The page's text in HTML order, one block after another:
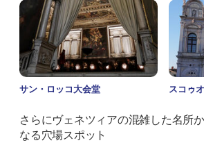
サン・ロッコ大会堂
スコゥ
さらにヴェネツィアの混雑した名所
なる穴場スポット